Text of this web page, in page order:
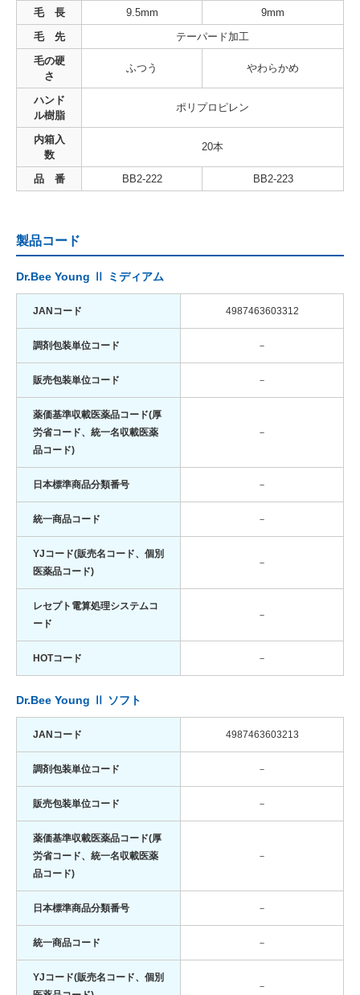
毛 長
9.5mm
9mm
毛 先
テーパード加工
毛の硬
さ
ふつう やわらかめ
ハンド
ル樹脂
ポリプロピレン
内箱入
数
20本
品 番 BB2-222 BB2-223
製品コード
Dr.Bee Young Ⅱ ミディアム
JANコード 4987463603312
調剤包装単位コード －
販売包装単位コード －
薬価基準収載医薬品コード(厚
労省コード、統一名収載医薬
品コード)
－
日本標準商品分類番号 －
統一商品コード －
YJコード(販売名コード、個別
医薬品コード)
－
レセプト電算処理システムコ
ード
－
HOTコード －
Dr.Bee Young Ⅱ ソフト
JANコード 4987463603213
調剤包装単位コード －
販売包装単位コード －
薬価基準収載医薬品コード(厚
労省コード、統一名収載医薬
品コード)
－
日本標準商品分類番号 －
統一商品コード －
YJコード(販売名コード、個別
－